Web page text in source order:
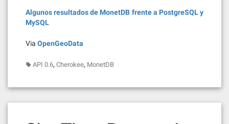
Algunos resultados de MonetDB frente a PostgreSQL y
MySQL
Via OpenGeoData
API 0.6, Cherokee, MonetDB